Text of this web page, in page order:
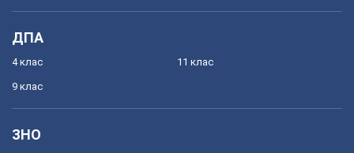
ДПА
4 клас
9 клас
11 клас
ЗНО